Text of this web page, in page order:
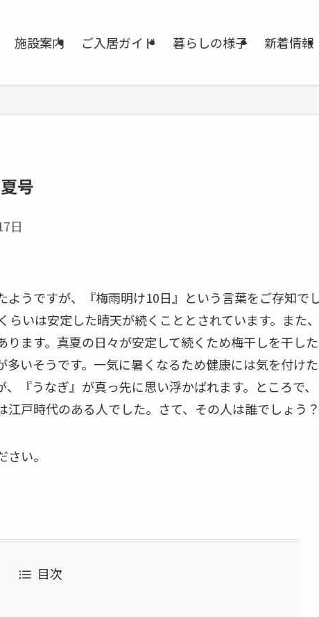
施設案内 ご入居ガイド 暮らしの様子 新着情報
号
日
うですが、『梅雨明け10日』という言葉をご存知で
らいは安定した晴天が続くこととされています。また、
ます。真夏の日々が安定して続くため梅干しを干した
いそうです。一気に暑くなるため健康には気を付けた
『うなぎ』が真っ先に思い浮かばれます。ところで、
江戸時代のある人でした。さて、その人は誰でしょう？
い。
目次